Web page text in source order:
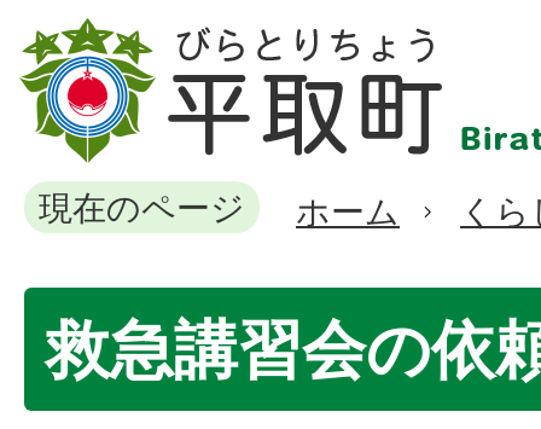
現在のページ ホーム く
救急講習会の依